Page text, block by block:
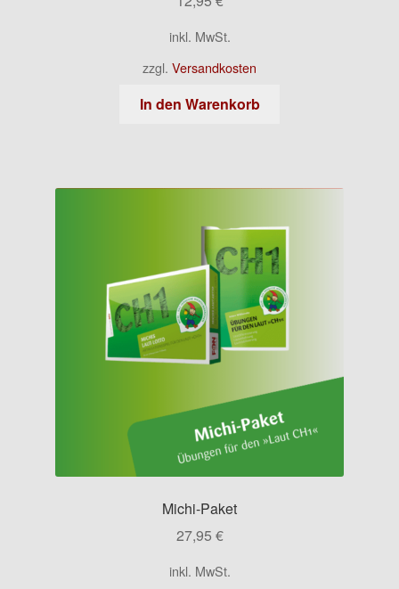
inkl. MwSt.
zzgl. Versandkosten
In den Warenkorb
Michi-Paket
27,95 €
inkl. MwSt.